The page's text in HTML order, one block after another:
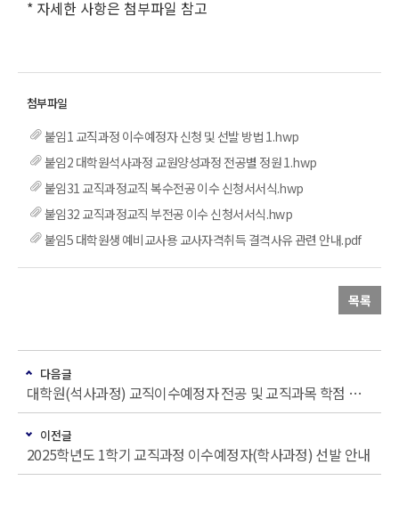
* 자세한 사항은 첨부파일 참고
붙임1 교직과정 이수예정자 신청 및 선발 방법 1.hwp
붙임2 대학원석사과정 교원양성과정 전공별 정원 1.hwp
붙임31 교직과정교직 복수전공 이수 신청서서식.hwp
붙임32 교직과정교직 부전공 이수 신청서서식.hwp
붙임5 대학원생 예비교사용 교사자격취득 결격사유 관련 안내.pdf
목록
다음글
대학원(석사과정) 교직이수예정자 전공 및 교직과목 학점 인정 신청 안내
이전글
2025학년도 1학기 교직과정 이수예정자(학사과정) 선발 안내